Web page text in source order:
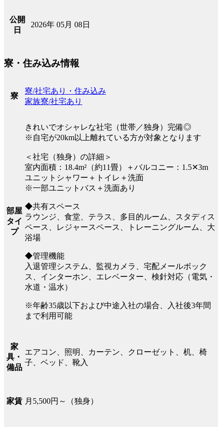
公開
日
2026年 05月 08日
寮・住み込み情報
寮
寮/社宅あり・住み込み
家族寮/社宅あり
部屋
タイ
プ
きれいでオシャレな社宅（世帯／独身）完備◎
※自宅が20km以上離れている方が対象となります
＜社宅（独身）の詳細＞
室内面積：18.4m²（約11畳）＋バルコニー：1.5✕3m
ユニットシャワー＋トイレ＋洗面
※一部ユニットバス＋洗面あり
◆共有スペース
ラウンジ、食堂、テラス、多目的ルーム、スタディス
ペース、レジャースペース、トレーニングルーム、大
浴場
◆管理機能
入退管理システム、監視カメラ、宅配メールボック
ス、インターホン、エレベーター、検針対応（電気・
水道・温水）
※年齢35歳以下および中途入社の場合、入社後3年間
まで利用可能
家
具・
備品
エアコン、照明、カーテン、クローゼット、机、椅
子、ベッド、靴入
家賃 月5,500円～（独身）